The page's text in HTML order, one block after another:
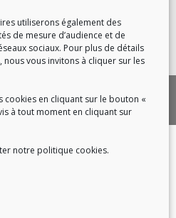
utiliserons également des
de mesure d’audience et de
sociaux. Pour plus de détails
vous invitons à cliquer sur les
en cliquant sur le bouton «
à tout moment en cliquant sur
notre politique cookies.